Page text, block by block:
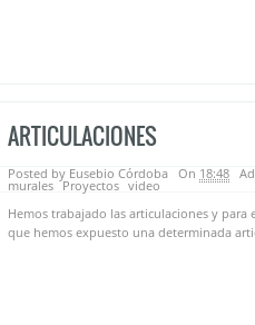
ARTICULACIONES
Posted by Eusebio Córdoba On 18:48
murales Proyectos video
Hemos trabajado las articulaciones y
que hemos expuesto una determinada